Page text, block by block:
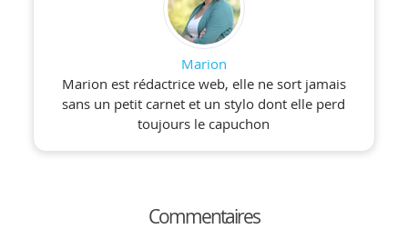
Marion
Marion est rédactrice web, elle ne sort jamais
sans un petit carnet et un stylo dont elle perd
toujours le capuchon
Commentaires